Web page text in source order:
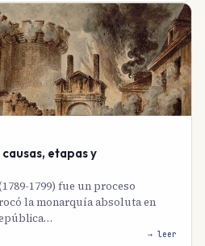
etapas y
1799) fue un proceso
la monarquía absoluta en
→ leer